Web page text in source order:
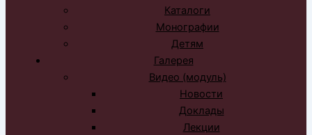
Каталоги
Монографии
Детям
Галерея
Видео (модуль)
Новости
Доклады
Лекции